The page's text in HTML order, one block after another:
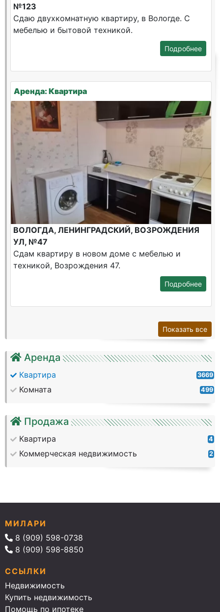
Аренда
Квартира 3669
Комната 499
Продажа
Квартира 4
Коммерческая недвижимость 2
№123
Сдаю двухкомнатную квартиру, в Вологде. С
мебелью и бытовой техникой.
Подробнее
Аренда: Квартира
ВОЛОГДА, ЛЕНИНГРАДСКИЙ, ВОЗРОЖДЕНИЯ
УЛ, №47
Сдам квартиру в новом доме с мебелью и
техникой, Возрождения 47.
Подробнее
Показать все
МИЛАРИ
8 (909) 598-0738
8 (909) 598-8850
ССЫЛКИ
Недвижимость
Купить недвижимость
Помощь по ипотеке